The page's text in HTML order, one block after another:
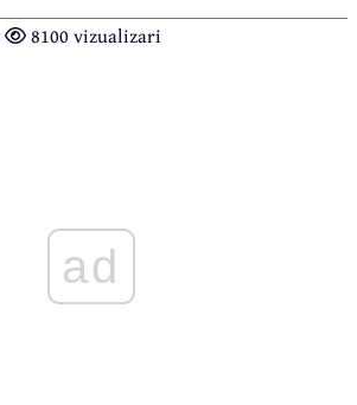
8100 vizualizari
ad